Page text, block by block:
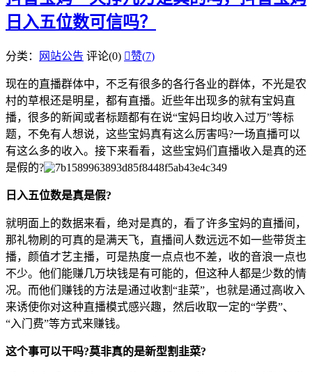
日入五位数可信吗？
分类： 网站公告 评论(0) 赞(7)
现在的直播群体中，不乏有很多的各行各业的群体，不光是农
村的草根还是明星，都有直播。近些年出现多的就有宝妈直
播，很多的新闻或者标题都有在说“宝妈日均收入过万”等标
题，不免有人想说，这些宝妈真有这么厉害吗?一场直播可以
有这么多的收入。接下来看看，这些宝妈们直播收入是真的还
是假的?
日入五位数是真是假?
就明面上的数据来看，绝对是真的，看了许多宝妈的直播间，
那礼物刷的可真的是满天飞，直播间人数远远不如一些带货主
播，颜值才艺主播，可是热度一点点也不差，收的音浪一点也
不少。他们能赚几万块钱是有可能的，但这种人都是少数的情
况。而他们赚钱的方法是通过收割“韭菜”，也就是通过高收入
来诱使你对这种直播模式感兴趣，然后收取一定的“学费”、
“入门费”等方式来赚钱。
这个事可以干吗?莫非真的是新型割韭菜?